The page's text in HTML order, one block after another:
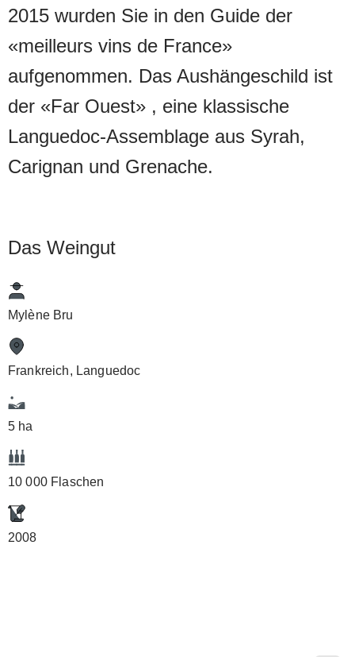
2015 wurden Sie in den Guide der
«meilleurs vins de France»
aufgenommen. Das Aushängeschild ist
der «Far Ouest» , eine klassische
Languedoc-Assemblage aus Syrah,
Carignan und Grenache.
Das Weingut
Mylène Bru
Frankreich, Languedoc
5 ha
10 000 Flaschen
2008